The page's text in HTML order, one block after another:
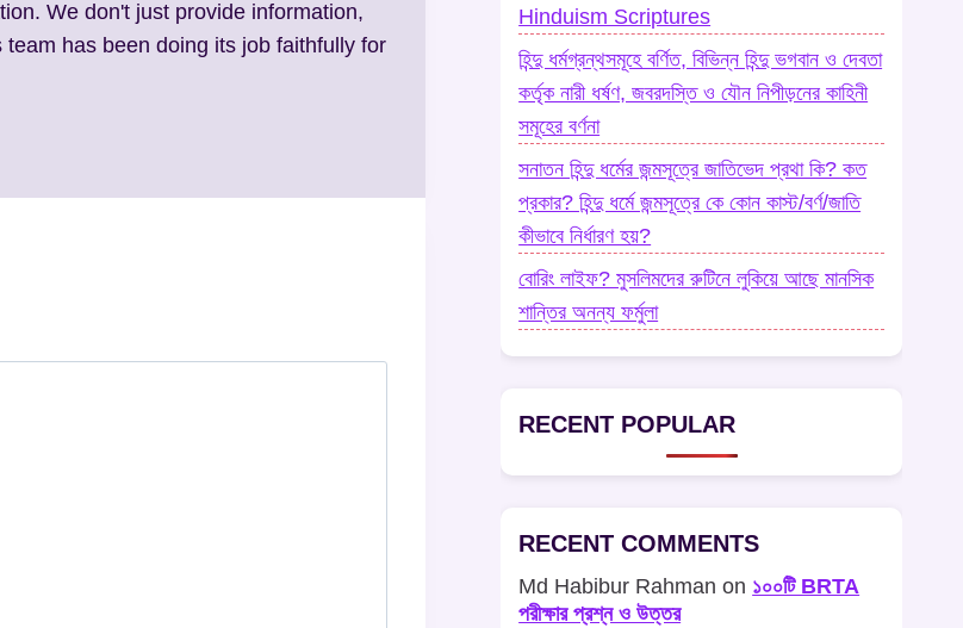
We don't just provide information,
has been doing its job faithfully for
Hinduism Scriptures
হিন্দু ধর্মগ্রন্থসমূহে বর্ণিত, বিভিন্ন হিন্দু ভগবান ও দেবতা
কর্তৃক নারী ধর্ষণ, জবরদস্তি ও যৌন নিপীড়নের কাহিনী
সমূহের বর্ণনা
সনাতন হিন্দু ধর্মের জন্মসূত্রে জাতিভেদ প্রথা কি? কত
প্রকার? হিন্দু ধর্মে জন্মসূত্রে কে কোন কাস্ট/বর্ণ/জাতি
কীভাবে নির্ধারণ হয়?
বোরিং লাইফ? মুসলিমদের রুটিনে লুকিয়ে আছে মানসিক
শান্তির অনন্য ফর্মুলা
RECENT POPULAR
RECENT COMMENTS
Md Habibur Rahman on ১০০টি BRTA
পরীক্ষার প্রশ্ন ও উত্তর